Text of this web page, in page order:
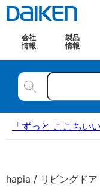
会社
情報
製品
情報
「ずっと ここち
hapia / リビングドア